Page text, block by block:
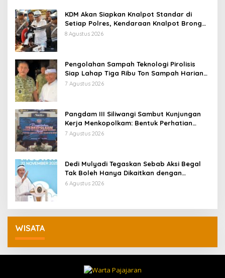
KDM Akan Siapkan Knalpot Standar di
Setiap Polres, Kendaraan Knalpot Brong
Tertangkap Langsung Ganti
8 Agustus 2026
Pengolahan Sampah Teknologi Pirolisis
Siap Lahap Tiga Ribu Ton Sampah Harian
Jawa Barat
7 Agustus 2026
Pangdam III Siliwangi Sambut Kunjungan
Kerja Menkopolkam: Bentuk Perhatian
Pemerintah
7 Agustus 2026
Dedi Mulyadi Tegaskan Sebab Aksi Begal
Tak Boleh Hanya Dikaitkan dengan
Ekonomi
6 Agustus 2026
WISATA